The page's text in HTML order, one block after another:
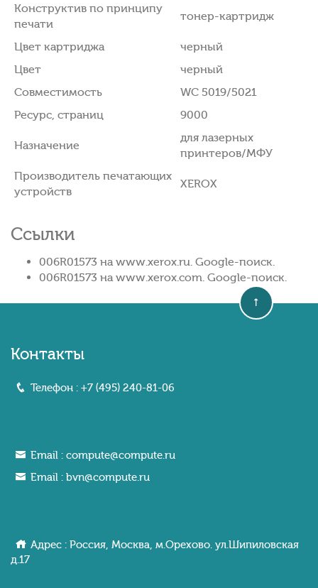
Конструктив по принципу
печати
тонер-картридж
Цвет картриджа
черный
Цвет
черный
Совместимость
WC 5019/5021
Ресурс, страниц
9000
Назначение
для лазерных
принтеров/МФУ
Производитель печатающих
устройств
XEROX
Ссылки
006R01573 на www.xerox.ru. Google-поиск.
006R01573 на www.xerox.com. Google-поиск.
Контакты
Телефон : +7 (495) 240-81-06
Email : compute@compute.ru
Email : bvn@compute.ru
Адрес : Россия, Москва, м.Орехово. ул.Шипиловcкaя
д.17